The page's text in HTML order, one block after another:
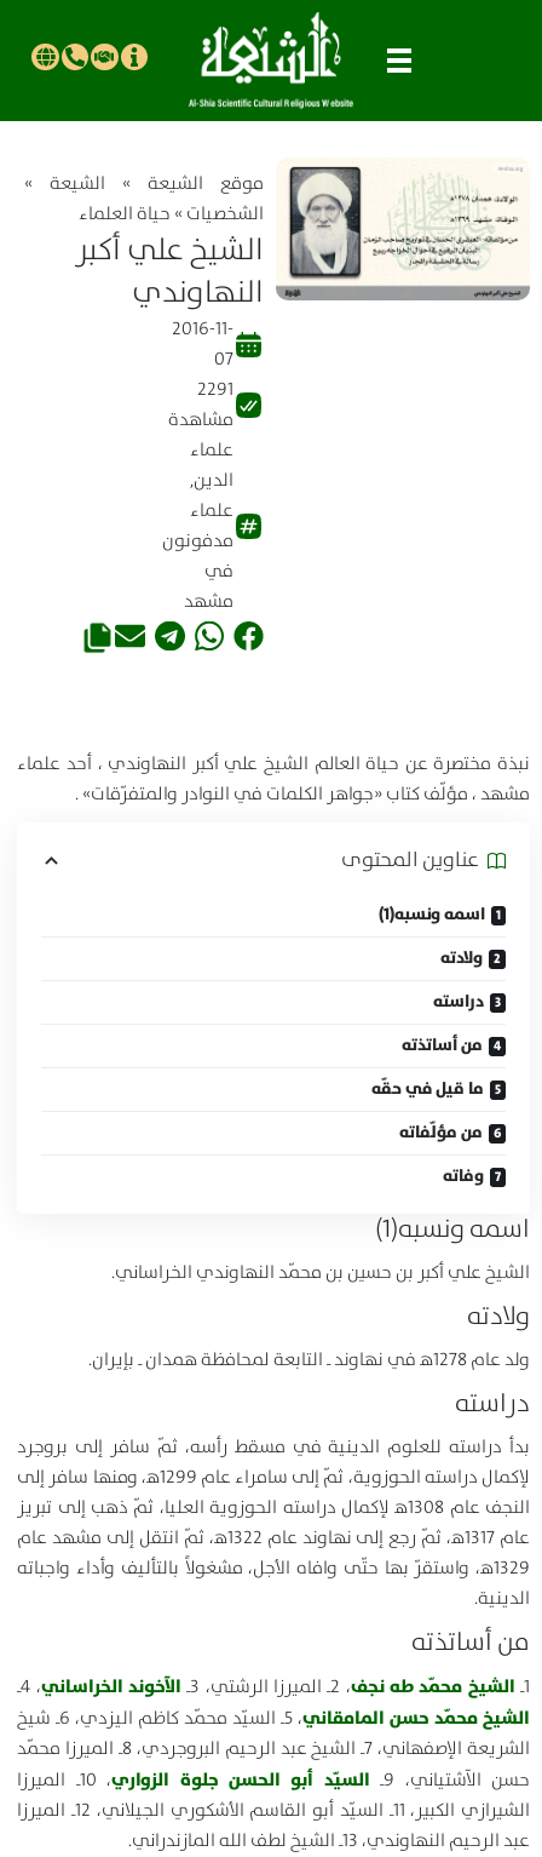
موقع الشیعة» الشيعة»
الشخصيات » حياة العلماء
الشيخ علي أكبر
النهاوندي
2016-11-
07
2291
مشاهدة
علماء
الدين,
علماء
مدفونون
في
مشهد
نبذة مختصرة عن حياة العالم الشيخ علي أكبر النهاوندي ، أحد علماء
مشهد ، مؤلّف كتاب «جواهر الكلمات في النوادر والمتفرّقات» .
عناوين المحتوی
اسمه ونسبه(1)
ولادته
دراسته
من أساتذته
ما قيل في حقّه
من مؤلّفاته
وفاته
اسمه ونسبه(1)
الشيخ علي أكبر بن حسين بن محمّد النهاوندي الخراساني.
ولادته
ولد عام 1278ﻫ في نهاوند ـ التابعة لمحافظة همدان ـ بإيران.
دراسته
بدأ دراسته للعلوم الدينية في مسقط رأسه، ثمّ سافر إلى بروجرد
لإكمال دراسته الحوزوية، ثمّ إلى سامراء عام 1299ﻫ، ومنها سافر إلى
النجف عام 1308ﻫ لإكمال دراسته الحوزوية العليا، ثمّ ذهب إلى تبريز
عام 1317ﻫ، ثمّ رجع إلى نهاوند عام 1322ﻫ، ثمّ انتقل إلى مشهد عام
1329ﻫ، واستقرّ بها حتّى وافاه الأجل، مشغولاً بالتأليف وأداء واجباته
الدينية.
من أساتذته
1ـ الشيخ محمّد طه نجف، 2ـ الميرزا الرشتي، 3ـ الآخوند الخراساني، 4ـ
الشيخ محمّد حسن المامقاني
، 5ـ السيّد محمّد كاظم اليزدي، 6ـ شيخ
الشريعة الإصفهاني، 7ـ الشيخ عبد الرحيم البروجردي، 8ـ الميرزا محمّد
حسن الآشتياني، 9ـ
السيّد أبو الحسن جلوة الزواري
، 10ـ الميرزا
الشيرازي الكبير، 11ـ السيّد أبو القاسم الأشكوري الجيلاني، 12ـ الميرزا
عبد الرحيم النهاوندي، 13ـ الشيخ لطف الله المازندراني.